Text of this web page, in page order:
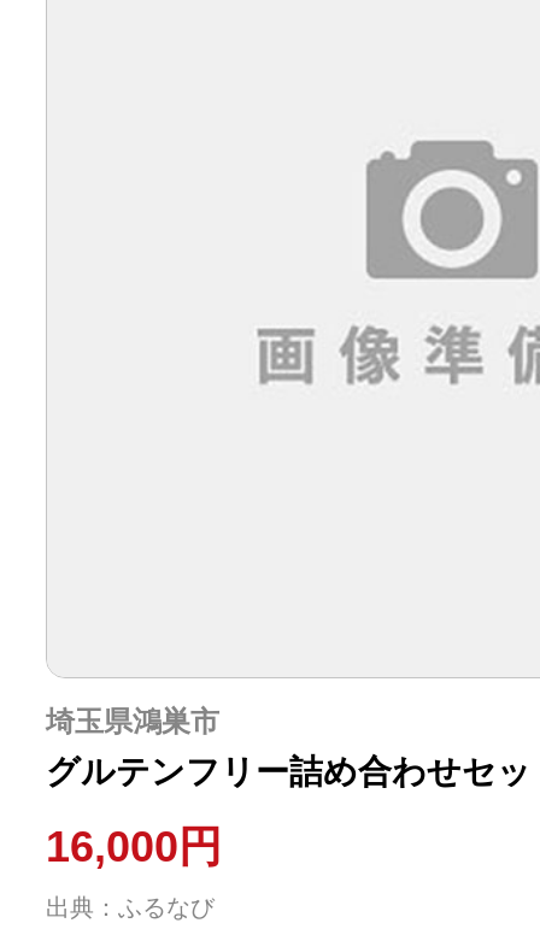
埼玉県鴻巣市
グルテンフリー詰め合わせセッ
16,000円
出典：ふるなび